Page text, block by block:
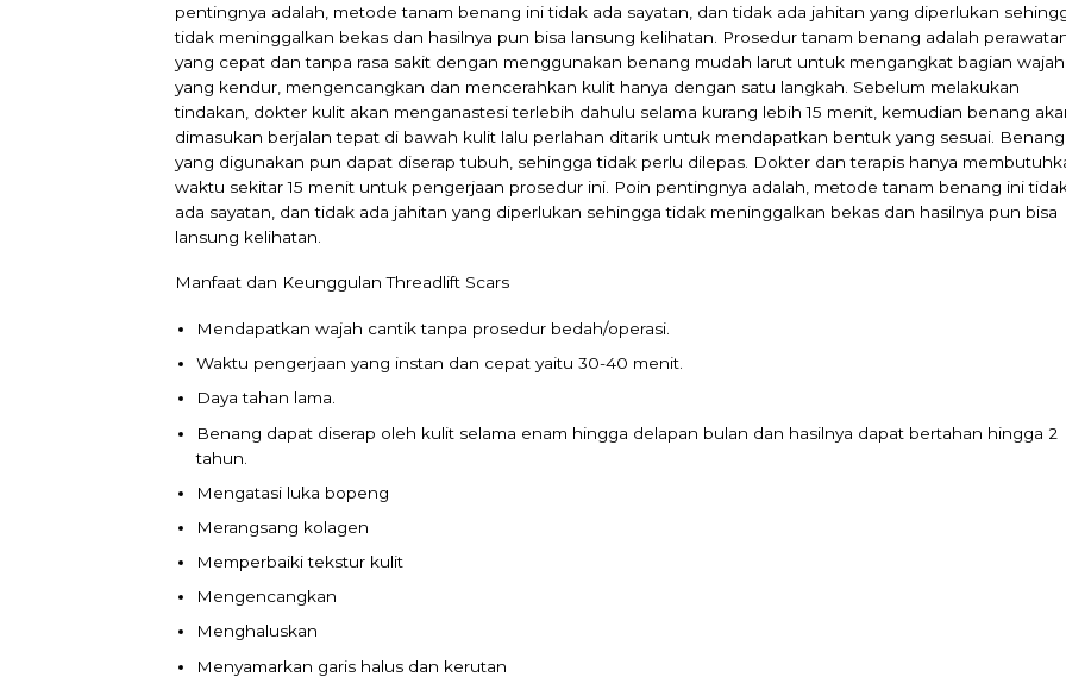
pentingnya adalah, metode tanam benang ini tidak ada sayatan, dan tidak ada jahitan yang diperlukan
tidak meninggalkan bekas dan hasilnya pun bisa lansung kelihatan. Prosedur tanam benang adalah
yang cepat dan tanpa rasa sakit dengan menggunakan benang mudah larut untuk mengangkat bagian wajah
yang kendur, mengencangkan dan mencerahkan kulit hanya dengan satu langkah. Sebelum melakukan
tindakan, dokter kulit akan menganastesi terlebih dahulu selama kurang lebih 15 menit, kemudian benang
dimasukan berjalan tepat di bawah kulit lalu perlahan ditarik untuk mendapatkan bentuk yang sesuai. Benang
yang digunakan pun dapat diserap tubuh, sehingga tidak perlu dilepas. Dokter dan terapis hanya
waktu sekitar 15 menit untuk pengerjaan prosedur ini. Poin pentingnya adalah, metode tanam benang ini
ada sayatan, dan tidak ada jahitan yang diperlukan sehingga tidak meninggalkan bekas dan hasilnya pun bisa
lansung kelihatan.
Manfaat dan Keunggulan Threadlift Scars
Mendapatkan wajah cantik tanpa prosedur bedah/operasi.
Waktu pengerjaan yang instan dan cepat yaitu 30-40 menit.
Daya tahan lama.
Benang dapat diserap oleh kulit selama enam hingga delapan bulan dan hasilnya dapat bertahan hingga 2
tahun.
Mengatasi luka bopeng
Merangsang kolagen
Memperbaiki tekstur kulit
Mengencangkan
Menghaluskan
Menyamarkan garis halus dan kerutan